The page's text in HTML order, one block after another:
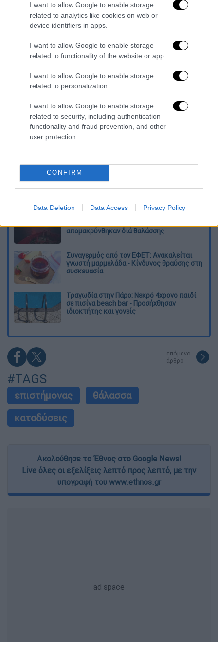
I want to allow Google to enable storage
related to analytics like cookies on web or
device identifiers in apps.
I want to allow Google to enable storage
related to functionality of the website or app.
I want to allow Google to enable storage
related to personalization.
I want to allow Google to enable storage
related to security, including authentication
functionality and fraud prevention, and other
user protection.
CONFIRM
Data Deletion Data Access Privacy Policy
αποκαλούν Τσε Γκεβάρα του 19ου αιώνα
– Πώς καθιέρωσε το κόκκινο χρώμα ως
σύμβολο των ανταρτών
Άλιμος: Βίντεο ντοκουμέντο και
μαρτυρία «καίνε» τον δράστη του
εμπρησμού σε κατάστημα στην
Ποσειδώνος - Τι είδε ο άνθρωπος που
Συντάξεις: Ποιοι δημόσιοι υπάλληλοι
μπορούν να φύγουν πριν τα 62 -
Παραδείγματα
Θρήνος για τον Λιονέλ Μέσι: Πέθανε στα 68
του χρόνια ο πατέρας του, Χόρχε
απομακρύνθηκαν διά θαλάσσης
Συναγερμός από τον ΕΦΕΤ: Ανακαλείται
γνωστή μαρμελάδα - Κίνδυνος θραύσης στη
συσκευασία
Τραγωδία στην Πάρο: Νεκρό 4χρονο παιδί
σε πισίνα beach bar - Προσήχθησαν
ιδιοκτήτης και γονείς
επόμενο
άρθρο
#TAGS
επιστήμονας
θάλασσα
καταδύσεις
Ακολούθησε το Έθνος στο Google News!
Live όλες οι εξελίξεις λεπτό προς λεπτό, με την
υπογραφή του www.ethnos.gr